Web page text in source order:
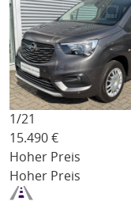
1/21
15.490 €
Hoher Preis
Hoher Preis